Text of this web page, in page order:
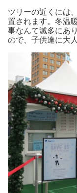
ツリーの近くには
置されます。冬温
事なんて滅多にあ
ので、子供達に大